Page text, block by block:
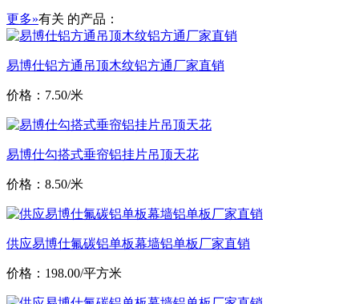
更多»有关 的产品：
易博仕铝方通吊顶木纹铝方通厂家直销
价格：7.50/米
易博仕勾搭式垂帘铝挂片吊顶天花
价格：8.50/米
供应易博仕氟碳铝单板幕墙铝单板厂家直销
价格：198.00/平方米